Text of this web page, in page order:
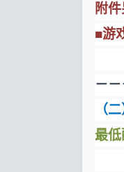
附
■游
－
（
最